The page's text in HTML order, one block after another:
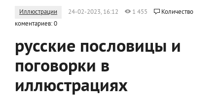
Иллюстрации 24-02-2023, 16:12 1 455
Количество
коментариев: 0
русские пословицы и
поговорки в
иллюстрациях